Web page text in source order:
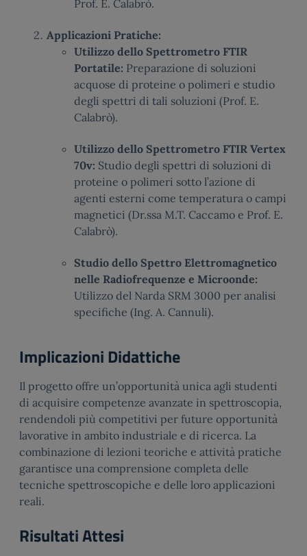
Prof. E. Calabrò.
Applicazioni Pratiche:
Utilizzo dello Spettrometro FTIR
Portatile: Preparazione di soluzioni
acquose di proteine o polimeri e studio
degli spettri di tali soluzioni (Prof. E.
Calabrò).
Utilizzo dello Spettrometro FTIR Vertex
70v: Studio degli spettri di soluzioni di
proteine o polimeri sotto l’azione di
agenti esterni come temperatura o campi
magnetici (Dr.ssa M.T. Caccamo e Prof. E.
Calabrò).
Studio dello Spettro Elettromagnetico
nelle Radiofrequenze e Microonde:
Utilizzo del Narda SRM 3000 per analisi
specifiche (Ing. A. Cannuli).
Implicazioni Didattiche
Il progetto offre un’opportunità unica agli studenti
di acquisire competenze avanzate in spettroscopia,
rendendoli più competitivi per future opportunità
lavorative in ambito industriale e di ricerca. La
combinazione di lezioni teoriche e attività pratiche
garantisce una comprensione completa delle
tecniche spettroscopiche e delle loro applicazioni
reali.
Risultati Attesi